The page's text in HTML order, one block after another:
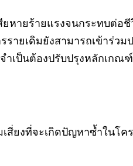
ยหายร้ายแรงจนกระทบต่อ
ยเดิมยังสามารถเข้าร่วม
เป็นต้องปรับปรุงหลักเกณ
สี่ยงที่จะเกิดปัญหาซ้ำในโค